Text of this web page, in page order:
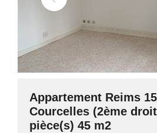
Appartement Reims
Courcelles (2ème
pièce(s) 45 m2